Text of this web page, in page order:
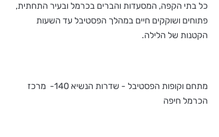
כל בתי הקפה, המסעדות והברים בכרמל ובעיר התחתית,
פתוחים ושוקקים חיים במהלך הפסטיבל עד השעות
הקטנות של הלילה.
מתחם וקופות הפסטיבל - שדרות הנשיא 140- מרכז
הכרמל חיפה